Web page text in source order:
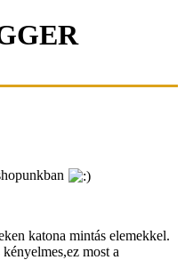
katona mintás elemekkel.
most a